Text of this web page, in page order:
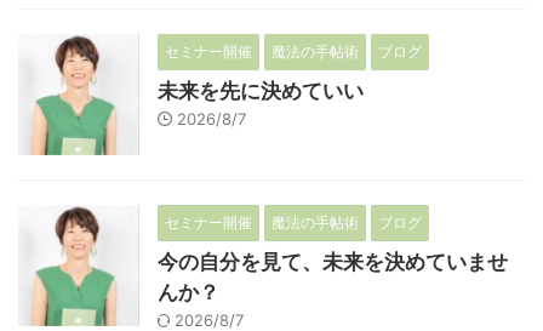
セミナー開催 魔法の手帖術 ブログ
未来を先に決めていい
2026/8/7
セミナー開催 魔法の手帖術 ブログ
今の自分を見て、未来を決めていませ
んか？
2026/8/7